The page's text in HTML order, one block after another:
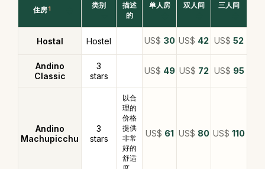
住房1 类别
描述
的
单人房 双人间 三人间
Hostal Hostel US$ 30 US$ 42 US$ 52
Andino
Classic
3
stars
US$ 49 US$ 72 US$ 95
Andino
Machupicchu
3
stars
以合
理的
价格
提供
非常
好的
舒适
US$ 61 US$ 80 US$ 110